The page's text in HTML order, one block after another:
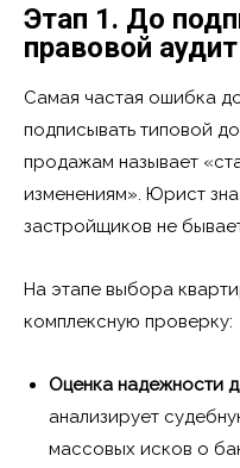
Этап 1. До
правовой аудит
Самая частая ошибка
подписывать типовой
продажам называет
изменениям». Юрист
застройщиков не
На этапе выбора
комплексную проверку:
Оценка надежности
анализирует
массовых исков о